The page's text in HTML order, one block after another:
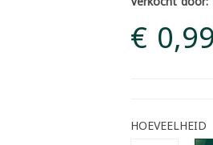
€ 0,99
HOEVEELHEID